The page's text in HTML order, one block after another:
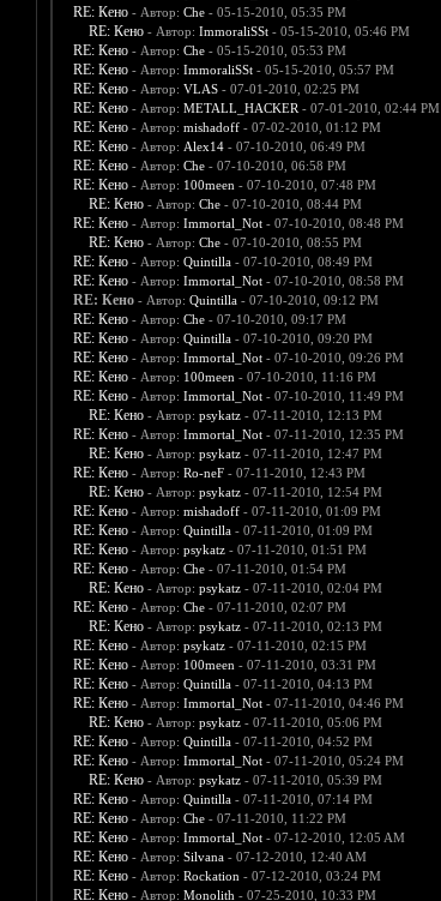
RE: Кено - Автор: Che- 05-15-2010, 05:35 PM
RE: Кено - Автор: ImmoraliSSt- 05-15-2010, 05:46 PM
RE: Кено - Автор: Che- 05-15-2010, 05:53 PM
RE: Кено - Автор: ImmoraliSSt- 05-15-2010, 05:57 PM
RE: Кено - Автор: VLAS- 07-01-2010, 02:25 PM
RE: Кено - Автор: METALL_HACKER - 07-01-2010, 02:44 PM
RE: Кено - Автор: mishadoff- 07-02-2010, 01:12 PM
RE: Кено - Автор: Alex14- 07-10-2010, 06:49 PM
RE: Кено - Автор: Che- 07-10-2010, 06:58 PM
RE: Кено - Автор: 100meen - 07-10-2010, 07:48 PM
RE: Кено - Автор: Che- 07-10-2010, 08:44 PM
RE: Кено - Автор: Immortal_Not- 07-10-2010, 08:48 PM
RE: Кено - Автор: Che- 07-10-2010, 08:55 PM
RE: Кено - Автор: Quintilla- 07-10-2010, 08:49 PM
RE: Кено - Автор: Immortal_Not- 07-10-2010, 08:58 PM
RE: Кено - Автор: Quintilla- 07-10-2010, 09:12 PM
RE: Кено - Автор: Che- 07-10-2010, 09:17 PM
RE: Кено - Автор: Quintilla- 07-10-2010, 09:20 PM
RE: Кено - Автор: Immortal_Not- 07-10-2010, 09:26 PM
RE: Кено - Автор: 100meen - 07-10-2010, 11:16 PM
RE: Кено - Автор: Immortal_Not- 07-10-2010, 11:49 PM
RE: Кено - Автор: psykatz- 07-11-2010, 12:13 PM
RE: Кено - Автор: Immortal_Not- 07-11-2010, 12:35 PM
RE: Кено - Автор: psykatz- 07-11-2010, 12:47 PM
RE: Кено - Автор: Ro-neF- 07-11-2010, 12:43 PM
RE: Кено - Автор: psykatz- 07-11-2010, 12:54 PM
RE: Кено - Автор: mishadoff- 07-11-2010, 01:09 PM
RE: Кено - Автор: Quintilla- 07-11-2010, 01:09 PM
RE: Кено - Автор: psykatz- 07-11-2010, 01:51 PM
RE: Кено - Автор: Che- 07-11-2010, 01:54 PM
RE: Кено - Автор: psykatz- 07-11-2010, 02:04 PM
RE: Кено - Автор: Che- 07-11-2010, 02:07 PM
RE: Кено - Автор: psykatz- 07-11-2010, 02:13 PM
RE: Кено - Автор: psykatz- 07-11-2010, 02:15 PM
RE: Кено - Автор: 100meen - 07-11-2010, 03:31 PM
RE: Кено - Автор: Quintilla- 07-11-2010, 04:13 PM
RE: Кено - Автор: Immortal_Not- 07-11-2010, 04:46 PM
RE: Кено - Автор: psykatz- 07-11-2010, 05:06 PM
RE: Кено - Автор: Quintilla- 07-11-2010, 04:52 PM
RE: Кено - Автор: Immortal_Not- 07-11-2010, 05:24 PM
RE: Кено - Автор: psykatz- 07-11-2010, 05:39 PM
RE: Кено - Автор: Quintilla- 07-11-2010, 07:14 PM
RE: Кено - Автор: Che- 07-11-2010, 11:22 PM
RE: Кено - Автор: Immortal_Not- 07-12-2010, 12:05 AM
RE: Кено - Автор: Silvana- 07-12-2010, 12:40 AM
RE: Кено - Автор: Rockation - 07-12-2010, 03:24 PM
RE: Кено - Автор: Monolith - 07-25-2010, 10:33 PM